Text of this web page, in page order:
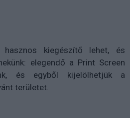
hasznos kiegészítő lehet, és
elegendő a Print Screen
és egyből kijelölhetjük a
területet.